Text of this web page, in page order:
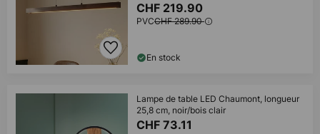
CHF 219.90
PVCCHF 289.90
En stock
Lampe de table LED Chaumont, longueur
25,8 cm, noir/bois clair
CHF 73.11